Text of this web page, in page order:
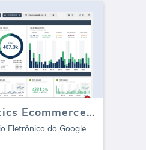
Google Analytics Ecommerce (relatório)
Eletrônico do Google